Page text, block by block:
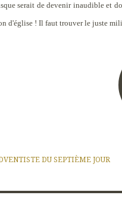
serait de devenir inaudible et
d'église ! Il faut trouver le juste
DU SEPTIÈME JOUR